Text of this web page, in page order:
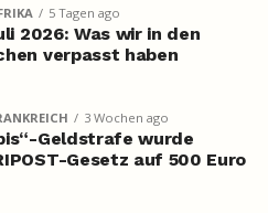
5 Tagen ago
2026: Was wir in den
verpasst haben
3 Wochen ago
Geldstrafe wurde
Gesetz auf 500 Euro